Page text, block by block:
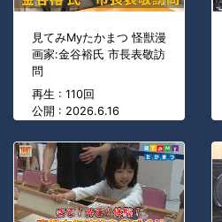
見てみMyたかまつ 怪獣漫
画家:金谷裕氏 市長表敬訪
問
再生 : 110回
公開 : 2026.6.16